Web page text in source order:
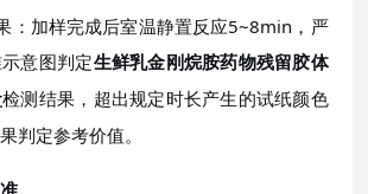
：加样完成后室温静置反应5~8min，严
意图判定生鲜乳金刚烷胺药物残留胶体
检测结果，超出规定时长产生的试纸颜色
判定参考价值。